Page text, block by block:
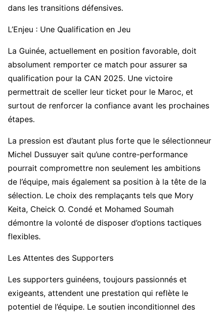
dans les transitions défensives.
L’Enjeu : Une Qualification en Jeu
La Guinée, actuellement en position favorable, doit
absolument remporter ce match pour assurer sa
qualification pour la CAN 2025. Une victoire
permettrait de sceller leur ticket pour le Maroc, et
surtout de renforcer la confiance avant les prochaines
étapes.
La pression est d’autant plus forte que le sélectionneur
Michel Dussuyer sait qu’une contre-performance
pourrait compromettre non seulement les ambitions
de l’équipe, mais également sa position à la tête de la
sélection. Le choix des remplaçants tels que Mory
Keita, Cheick O. Condé et Mohamed Soumah
démontre la volonté de disposer d’options tactiques
flexibles.
Les Attentes des Supporters
Les supporters guinéens, toujours passionnés et
exigeants, attendent une prestation qui reflète le
potentiel de l’équipe. Le soutien inconditionnel des